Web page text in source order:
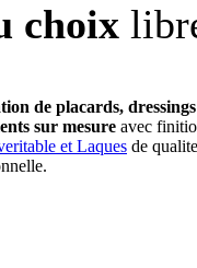
choix
de placards,
sur mesure avec
et Laques de qualite